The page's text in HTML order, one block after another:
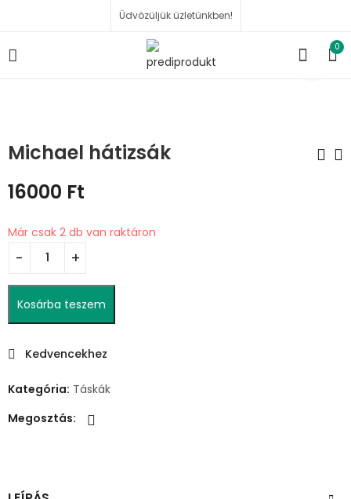
Üdvözüljük üzletünkben!
0
Michael hátizsák
16000 Ft
Már csak 2 db van raktáron
Kosárba teszem
Kedvencekhez
Kategória: Táskák
Megosztás: